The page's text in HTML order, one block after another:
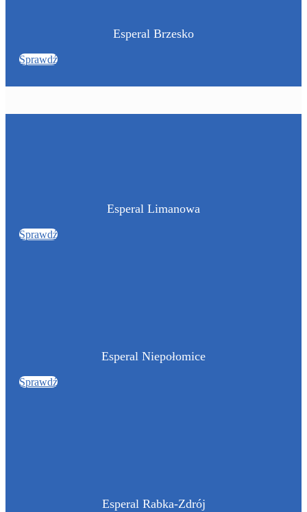
Esperal Brzesko
Sprawdź
Esperal Limanowa
Sprawdź
Esperal Niepołomice
Sprawdź
Esperal Rabka-Zdrój